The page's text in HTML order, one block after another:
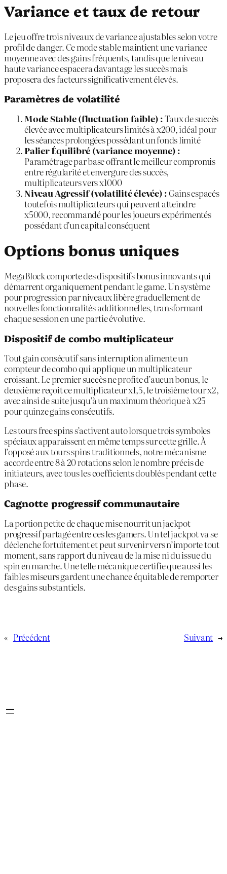
Variance et taux de retour
Le jeu offre trois niveaux de variance ajustables selon votre
profil de danger. Ce mode stable maintient une variance
moyenne avec des gains fréquents, tandis que le niveau
haute variance espacera davantage les succès mais
proposera des facteurs significativement élevés.
Paramètres de volatilité
Mode Stable (fluctuation faible) :Taux de succès
élevée avec multiplicateurs limités à x200, idéal pour
les séances prolongées possédant un fonds limité
Palier Équilibré (variance moyenne) :
Paramétrage par base offrant le meilleur compromis
entre régularité et envergure des succès,
multiplicateurs vers x1000
Niveau Agressif (volatilité élevée) : Gains espacés
toutefois multiplicateurs qui peuvent atteindre
x5000, recommandé pour les joueurs expérimentés
possédant d’un capital conséquent
Options bonus uniques
MegaBlock comporte des dispositifs bonus innovants qui
démarrent organiquement pendant le game. Un système
pour progression par niveaux libère graduellement de
nouvelles fonctionnalités additionnelles, transformant
chaque session en une partie évolutive.
Dispositif de combo multiplicateur
Tout gain consécutif sans interruption alimente un
compteur de combo qui applique un multiplicateur
croissant. Le premier succès ne profite d’aucun bonus, le
deuxième reçoit ce multiplicateur x1,5, le troisième tour x2,
avec ainsi de suite jusqu’à un maximum théorique à x25
pour quinze gains consécutifs.
Les tours free spins s’activent auto lorsque trois symboles
spéciaux apparaissent en même temps sur cette grille. À
l’opposé aux tours spins traditionnels, notre mécanisme
accorde entre 8 à 20 rotations selon le nombre précis de
initiateurs, avec tous les coefficients doublés pendant cette
phase.
Cagnotte progressif communautaire
La portion petite de chaque mise nourrit un jackpot
progressif partagé entre ces les gamers. Un tel jackpot va se
déclenche fortuitement et peut survenir vers n’importe tout
moment, sans rapport du niveau de la mise ni du issue du
spin en marche. Une telle mécanique certifie que aussi les
faibles miseurs gardent une chance équitable de remporter
des gains substantiels.
« Précédent Suivant →